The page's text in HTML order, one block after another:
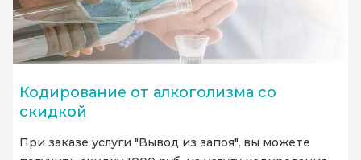
Кодирование от алкоголизма со
скидкой
При заказе услуги "Вывод из запоя", вы можете